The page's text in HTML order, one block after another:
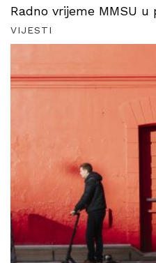
Radno vrijeme MMSU
VIJESTI